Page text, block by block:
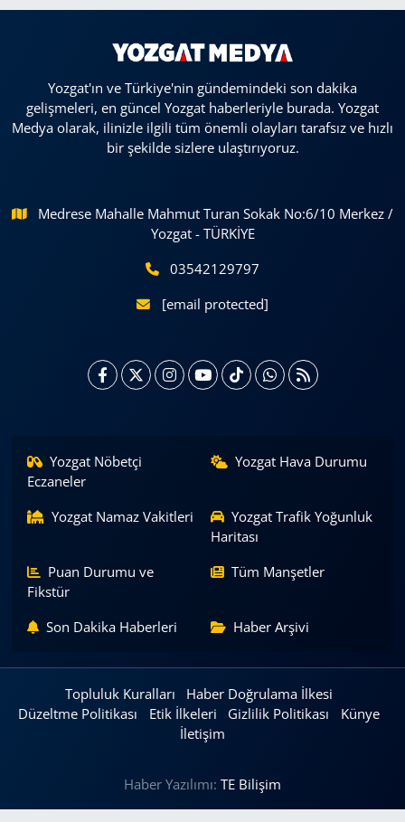
Yozgat'ın ve Türkiye'nin gündemindeki son dakika
gelişmeleri, en güncel Yozgat haberleriyle burada. Yozgat
Medya olarak, ilinizle ilgili tüm önemli olayları tarafsız ve hızlı
bir şekilde sizlere ulaştırıyoruz.
Medrese Mahalle Mahmut Turan Sokak No:6/10 Merkez /
Yozgat - TÜRKİYE
03542129797
[email protected]
Yozgat Nöbetçi
Eczaneler
Yozgat Hava Durumu
Yozgat Namaz Vakitleri
Yozgat Trafik Yoğunluk
Haritası
Puan Durumu ve
Fikstür
Tüm Manşetler
Son Dakika Haberleri Haber Arşivi
Topluluk Kuralları
Haber Doğrulama İlkesi
Düzeltme Politikası
Etik İlkeleri Gizlilik Politikası
Künye
İletişim
Haber Yazılımı: TE Bilişim